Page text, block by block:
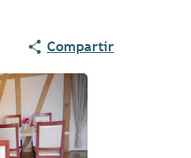
Compartir